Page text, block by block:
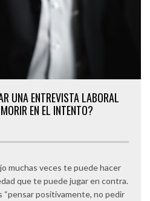
UNA ENTREVISTA LABORAL
EN EL INTENTO?
muchas veces te puede hacer
que te puede jugar en contra.
“pensar positivamente, no pedir